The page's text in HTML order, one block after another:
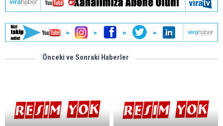
Önceki ve Sonraki Haberler